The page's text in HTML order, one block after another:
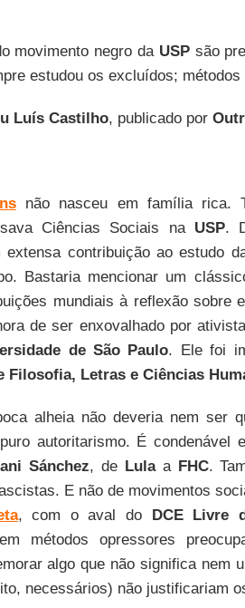
movimento negro da USPsão
estudou os excluídos;
Luís Castilho, publicado por
não nasceu em família rica.
Ciências Sociais na USP.
contribuição ao estudo
Bastaria mencionar um
mundiais à reflexão sobre
de ser enxovalhado por
de São Paulo. Ele foi
Filosofia, Letras e Ciências
alheia não deveria nem ser
autoritarismo. É condenável
Sánchez, de Lulaa FHC.
E não de movimentos
, com o aval do DCE Livre
métodos opressores
algo que não significa nem
necessários) não justificariam